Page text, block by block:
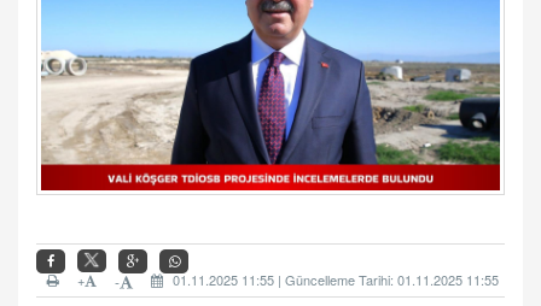
01.11.2025 11:55 | Güncelleme Tarihi: 01.11.2025 11:55
-
+